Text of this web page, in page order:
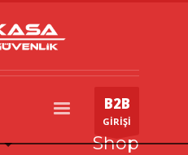
B2B
GİRİŞİ
Shop